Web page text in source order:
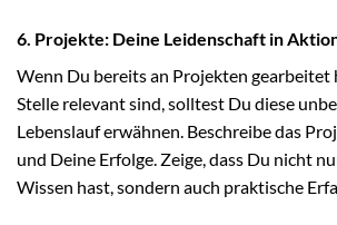
6. Projekte: Deine Leidenschaft in
Wenn Du bereits an Projekten gearbeitet
Stelle relevant sind, solltest Du diese
Lebenslauf erwähnen. Beschreibe das
und Deine Erfolge. Zeige, dass Du nicht
Wissen hast, sondern auch praktische